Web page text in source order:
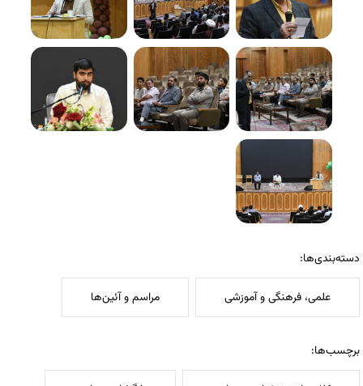
دسته‌بندی‌ها:
علمی، فرهنگی و آموزشی مراسم و آئین‌ها
برچسب‌ها: